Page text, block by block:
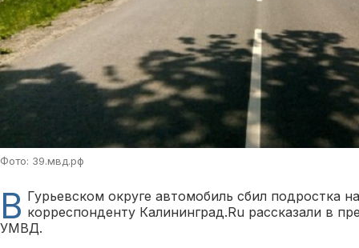
Фото: 39.мвд.рф
В Гурьевском округе автомобиль сбил подростка
корреспонденту Калининград.Ru рассказали в
УМВД.